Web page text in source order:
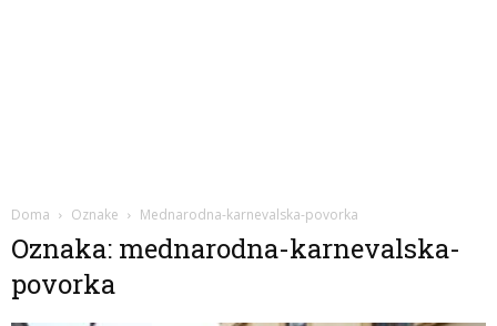
Doma Oznake Mednarodna-karnevalska-povorka
Oznaka: mednarodna-karnevalska-
povorka